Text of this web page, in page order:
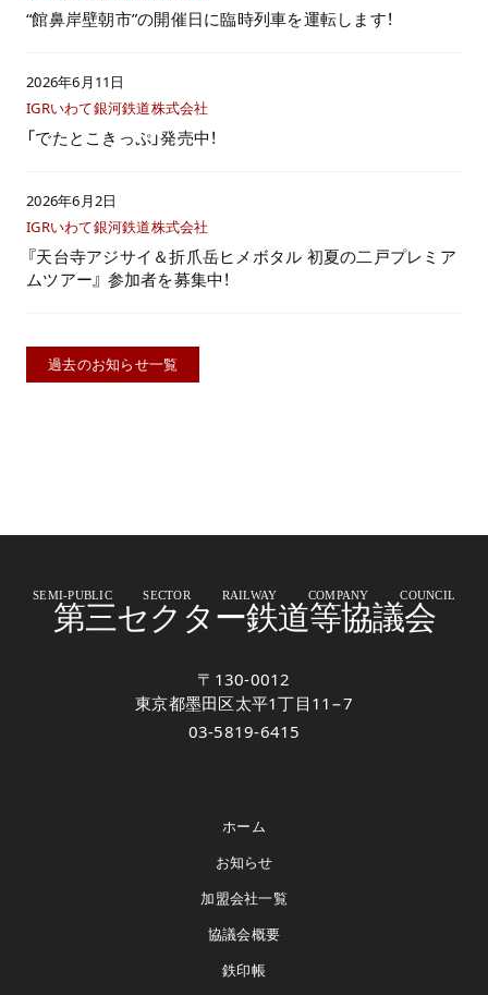
“館鼻岸壁朝市”の開催日に臨時列車を運転します！
2026年6月11日
IGRいわて銀河鉄道株式会社
「でたとこきっぷ」発売中！
2026年6月2日
IGRいわて銀河鉄道株式会社
『天台寺アジサイ＆折爪岳ヒメボタル 初夏の二戸プレミア
ムツアー』 参加者を募集中！
過去のお知らせ一覧
SEMI-PUBLIC SECTOR RAILWAY COMPANY COUNCIL
第三セクター鉄道等協議会
〒130-0012
東京都墨田区太平1丁目11−7
03-5819-6415
ホーム
お知らせ
加盟会社一覧
協議会概要
鉄印帳